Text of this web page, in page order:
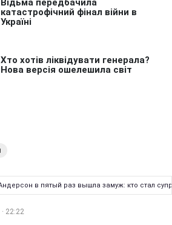
в пятый раз вышла замуж: кто стал
22:22